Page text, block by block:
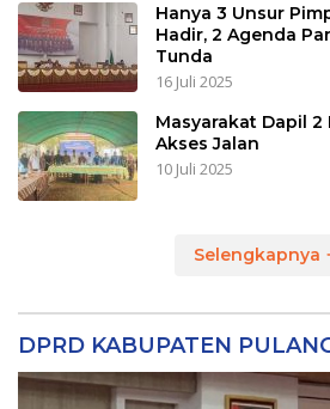
Hanya 3 Unsur
Hadir, 2 Agenda
Tunda
16 Juli 2025
Masyarakat Dapil
Akses Jalan
10 Juli 2025
Selengkapnya
DPRD KABUPATEN